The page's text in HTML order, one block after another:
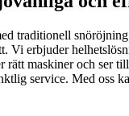
traditionell
Vi erbjuder
rätt maskiner och
service. Med oss